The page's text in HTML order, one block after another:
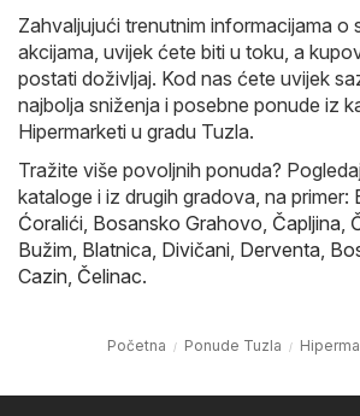
Zahvaljujući trenutnim informacijama o
akcijama, uvijek ćete biti u toku, a
postati doživljaj. Kod nas ćete uvijek
najbolja sniženja i posebne ponude iz
Hipermarketi u gradu Tuzla.
Tražite više povoljnih ponuda?
kataloge i iz drugih gradova, na primer:
Ćoralići Bosansko Grahovo Čapljina
Bužim Blatnica Divičani Derventa
Cazin Čelinac.
Početna Ponude Tuzla